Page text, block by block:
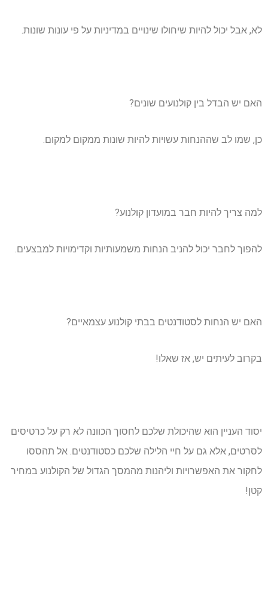
לא, אבל יכול להיות שיחולו שינויים במדיניות על פי עונות שונות.
האם יש הבדל בין קולנועים שונים?
כן, שמו לב שההנחות עשויות להיות שונות ממקום למקום.
למה צריך להיות חבר במועדון קולנוע?
להפוך לחבר יכול להניב הנחות משמעותיות וקדימויות למבצעים.
האם יש הנחות לסטודנטים בבתי קולנוע עצמאיים?
בקרוב לעיתים יש, אז שאלו!
יסוד העניין הוא שהיכולת שלכם לחסוך הכוונה לא רק על כרטיסים
לסרטים, אלא גם על חיי הלילה שלכם כסטודנטים. אל תהססו
לחקור את האפשרויות וליהנות מהמסך הגדול של הקולנוע במחיר
קטן!